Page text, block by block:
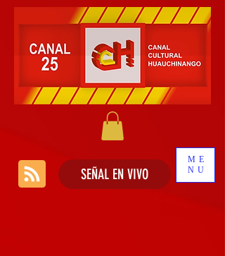
ME
NU
SEÑAL EN VIVO